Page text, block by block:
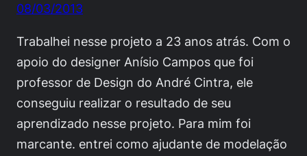
08/03/2013
Trabalhei nesse projeto a 23 anos atrás. Com o
apoio do designer Anísio Campos que foi
professor de Design do André Cintra, ele
conseguiu realizar o resultado de seu
aprendizado nesse projeto. Para mim foi
marcante. entrei como ajudante de modelação